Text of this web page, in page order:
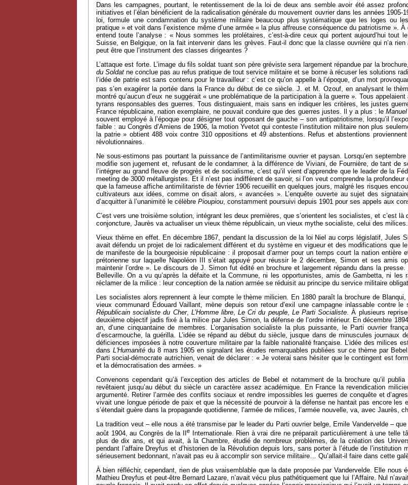
Dans les campagnes, pourtant, le retentissement de la loi de deux ans semble avoir été assez
initiatives et l’élan bénéficient de la radicalisation générale du mouvement ouvrier dans les années
loi, formule une condamnation du système militaire beaucoup plus systématique que les loges ou
pratique » et voit dans l’existence même d’une armée « la plus affreuse conséquence du patriotisme
entend toute l’analyse : « Nous sommes les prolétaires, c’est-à-dire ceux qui portent aujourd’hui
Suisse, en Belgique, on la fait intervenir dans les grèves. Faut-il donc que la classe ouvrière qui n’a
peut être que l’instrument des classes dirigeantes ?
L’attaque est forte. L’image du fils soldat tuant son père gréviste sera largement répandue par la
du Soldat ne conclue pas au refus pratique de tout service militaire et se borne à récuser les solutions
l’idée de patrie est sans contenu pour le travailleur : c’est ce qu’on appelle à l’époque, d’un mot
pas s’en exagérer la portée dans la France du début de ce siècle. J. et M. Ozouf, en analysant le
montré qu’aucun d’eux ne suggérait « une problématique de la participation à la guerre ». Tous
tyrans responsables des guerres. Tous distinguaient, mais sans en indiquer les critères, les justes
France républicaine, nation exemplaire, ne pouvait conduire que des guerres justes. Il y a plus : le
souvent employé à l’époque pour désigner tout opposant de gauche – son antipatriotisme, lorsqu’il
faible : au Congrès d’Amiens de 1906, la motion Yvetot qui conteste l’institution militaire non plus
la patrie » obtient 488 voix contre 310 oppositions et 49 abstentions. Refus et abstentions
révolutionnaires.
Ne sous-estimons pas pourtant la puissance de l’antimilitarisme ouvrier et paysan. Lorsqu’en
modifie son jugement et, refusant de le condamner, à la différence de Viviani, de Fournière, de tant de
l’intégrer au grand fleuve de progrès et de socialisme, c’est qu’il vient d’apprendre que le leader de la
meeting de 3000 métallurgistes. Et il n’est pas indifférent de savoir, si l’on veut comprendre la
que la fameuse affiche antimilitariste de février 1906 recueillit en quelques jours, malgré les risques
cultivateurs aux idées, comme on disait alors, « avancées ». L’enquête ouverte au sujet des
d’acquitter à l’unanimité le célèbre Pioupiou, constamment poursuivi depuis 1901 pour ses appels aux
C’est vers une troisième solution, intégrant les deux premières, que s’orientent les socialistes, et c’est là
conjoncture, Jaurès va actualiser un vieux thème républicain, un vieux mythe socialiste, celui des milices.
Vieux thème en effet. En décembre 1867, pendant la discussion de la loi Niel au corps législatif, Jules
avait défendu un projet de loi radicalement différent et du système en vigueur et des modifications que
de manifeste de la bourgeoisie républicaine : il proposait d’armer pour un temps court la nation
prétorienne sur laquelle Napoléon III s’était appuyé pour réussir le 2 décembre, Simon et ses amis
maintenir l’ordre ». Le discours de J. Simon fut édité en brochure et largement répandu dans la
Belleville. On a vu qu’après la défaite et la Commune, ni les opportunistes, amis de Gambetta, ni les
réclamer de la milice : leur conception de la nation armée se réduisit au principe du service militaire
Les socialistes alors reprennent à leur compte le thème milicien. En 1880 paraît la brochure de Blanqui,
vieux communard Édouard Vaillant, mène depuis son retour d’exil une campagne inlassable
Républicain socialiste du Cher, L’Homme libre,Le Cri du peuple, Le Parti Socialiste. À plusieurs
deuxième objectif jadis fixé à la milice par Jules Simon, la défense de l’ordre intérieur. En décembre
an, d’une cinquantaine de membres. L’organisation socialiste la plus puissante, le Parti ouvrier
d’escarmouche, la guérilla. L’idée se répand au début du siècle, jusque dans de minuscules
déficiences imposées à notre couverture militaire par la faible nationalité française. L’idée des milices
dans L'Humanitédu 8 mars 1905 en signalant les études remarquables publiées sur ce thème par
Parti social-démocrate autrichien, venait de déclarer : « Je voterai sans hésiter que le contingent est
et la démocratisation des armées. »
Convenons cependant qu’à l’exception des articles de Bebel et notamment de la brochure qu’il
revêtaient jusqu’au début du siècle un caractère assez académique. En France la revendication
argumenté. Retirer l’armée des conflits sociaux et rendre impossibles les guerres de conquête et
vivait une longue période de paix et que la nécessité de pourvoir à la défense ne hantait pas encore
s’étendait guère dans la propagande quotidienne, l’armée de milices, l’armée nouvelle, va, avec Jaurès,
La tradition veut – elle nous a été transmise par le leader du Parti ouvrier belge, Emile Vandervelde –
août 1904, au Congrès de la II
eInternationale. Rien à vrai dire ne préparait particulièrement à une telle
plus de dix ans, et qui avait, à la Chambre, étudié de nombreux problèmes, de la création des
pendant l’affaire Dreyfus et d’historien de la Révolution depuis lors, sans porter à l’étude de
sérieusement bedonnant, n’avait pas eu à accomplir son service militaire… Qu’allait-il faire dans cette
À bien réfléchir, cependant, rien de plus vraisemblable que la date proposée par Vandervelde. Elle
Mathieu Dreyfus et peut-être Bernard Lazare, n’avait vécu plus pathétiquement que lui l’Affaire. Nul